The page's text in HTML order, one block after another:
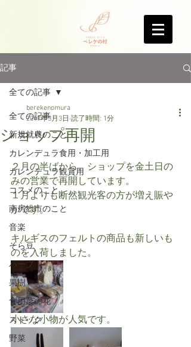
記事
全ての記事
新規就農のこと
カレンデュラ食用・加工用
カレンデュラ観賞用
コスメのこと
南房総市のこと
音楽
そら豆
ハーブ
果樹
食用菜の花
ストック
野菜
全ての記事
ショップ再開
berekenomura
2017年3月3日 読了時間: 1分
２月の半ばから、ショップを金土日の
みの営業で再開しています。
１月よりも断然観光客の方が増え賑や
かです。
キルギスのフェルトの商品も新しいも
のを入荷しました。
小さな小物が人気です。